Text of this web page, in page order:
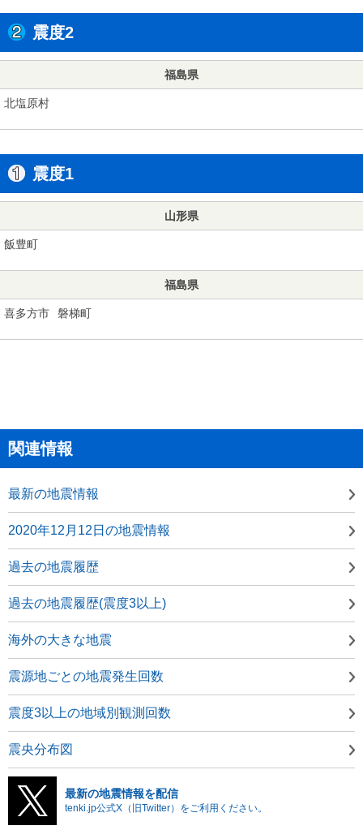
震度2
福島県
北塩原村
震度1
山形県
飯豊町
福島県
喜多方市 磐梯町
関連情報
最新の地震情報
2020年12月12日の地震情報
過去の地震履歴
過去の地震履歴(震度3以上)
海外の大きな地震
震源地ごとの地震発生回数
震度3以上の地域別観測回数
震央分布図
最新の地震情報を配信
tenki.jp公式X（旧Twitter）をご利用ください。